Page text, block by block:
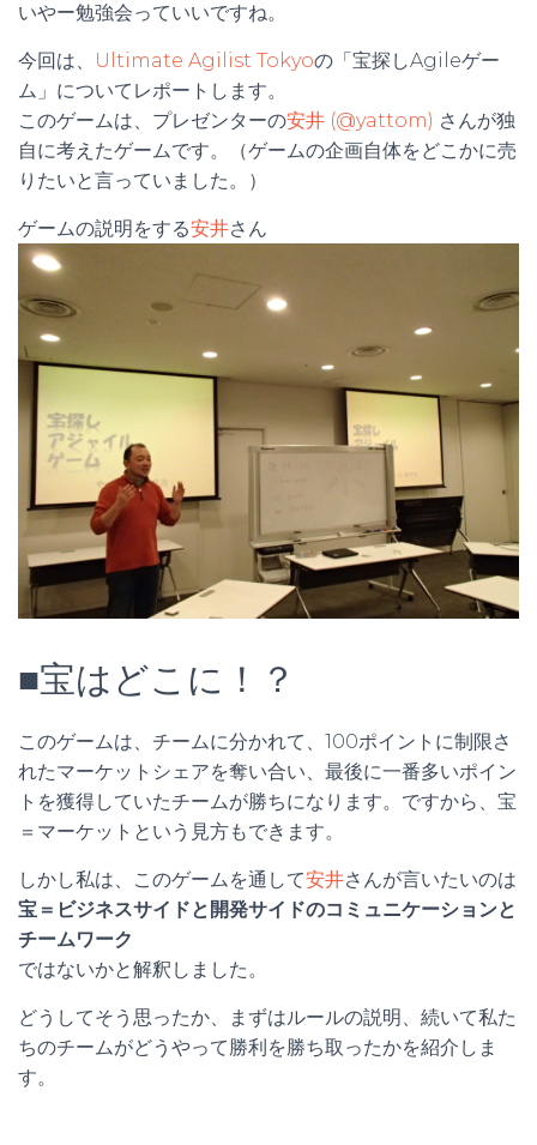
いやー勉強会っていいですね。
今回は、 Ultimate Agilist Tokyoの「宝探しAgileゲー
ム」についてレポートします。
このゲームは、プレゼンターの安井 (@yattom) さんが独
自に考えたゲームです。（ゲームの企画自体をどこかに売
りたいと言っていました。）
ゲームの説明をする安井さん
■宝はどこに！？
このゲームは、チームに分かれて、100ポイントに制限さ
れたマーケットシェアを奪い合い、最後に一番多いポイン
トを獲得していたチームが勝ちになります。ですから、宝
＝マーケットという見方もできます。
しかし私は、このゲームを通して安井さんが言いたいのは
宝＝ビジネスサイドと開発サイドのコミュニケーションと
チームワーク
ではないかと解釈しました。
どうしてそう思ったか、まずはルールの説明、続いて私た
ちのチームがどうやって勝利を勝ち取ったかを紹介しま
す。